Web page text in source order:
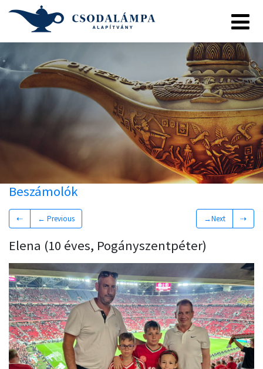
Beszámolók
⇠ ← Previous →Next ⇢
Elena (10 éves, Pogányszentpéter)